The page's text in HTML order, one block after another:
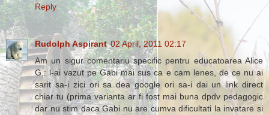
Reply
Rudolph Aspirant 02 April, 2011 02:17
Am un sigur comentariu specific pentru educatoarea Alice
G.: l-ai vazut pe Gabi mai sus ca e cam lenes, de ce nu ai
sarit sa-i zici ori sa dea google ori sa-i dai un link direct
chiar tu (prima varianta ar fi fost mai buna dpdv pedagogic
dar nu stim daca Gabi nu are cumva dificultati la invatare si